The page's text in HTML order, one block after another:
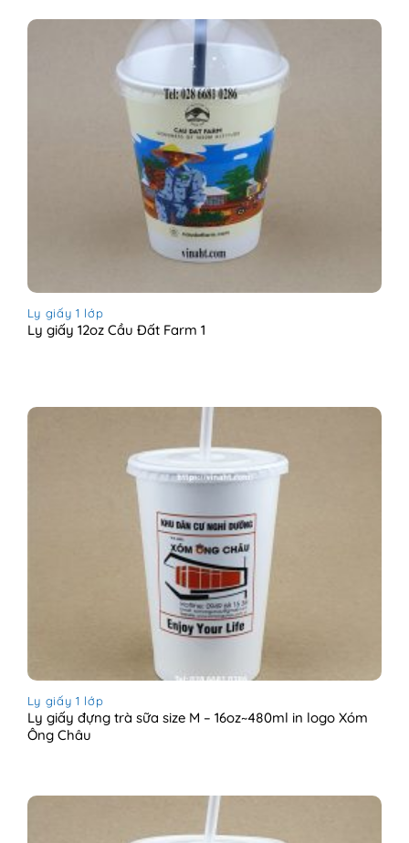
Ly giấy 1 lớp
Ly giấy 12oz Cầu Đất Farm 1
Ly giấy 1 lớp
Ly giấy đựng trà sữa size M – 16oz~480ml in logo Xóm
Ông Châu